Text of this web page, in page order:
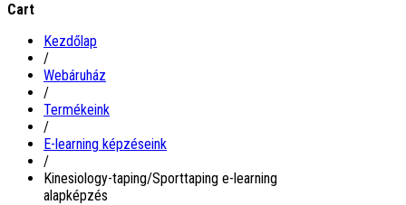
Cart
Kezdőlap
/
Webáruház
/
Termékeink
/
E-learning képzéseink
/
Kinesiology-taping/Sporttaping e-learning
alapképzés